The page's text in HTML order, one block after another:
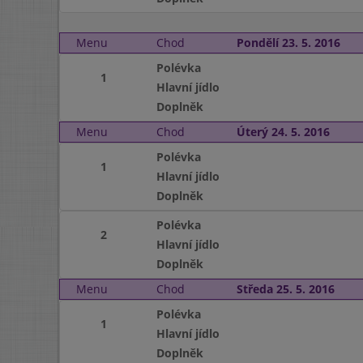
Menu Chod Pondělí 23. 5. 2016
1
Polévka
Hlavní jídlo
Doplněk
Menu
Chod Úterý 24. 5. 2016
1
Polévka
Hlavní jídlo
Doplněk
2
Polévka
Hlavní jídlo
Doplněk
Menu
Chod Středa 25. 5. 2016
1
Polévka
Hlavní jídlo
Doplněk